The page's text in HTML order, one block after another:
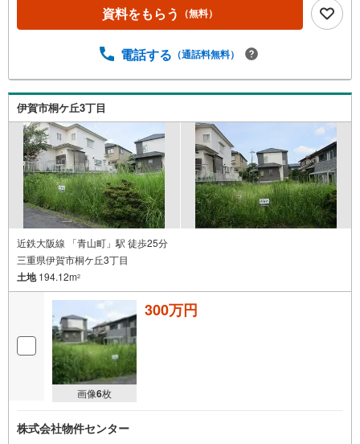
保
る
資料をもらう （無料）
電話する （通話料無料）
伊賀市桐ケ丘3丁目
近鉄大阪線 「青山町」駅 徒歩25分
三重県伊賀市桐ケ丘3丁目
土地194.12m2
画像6枚
300万円
株式会社物件センター